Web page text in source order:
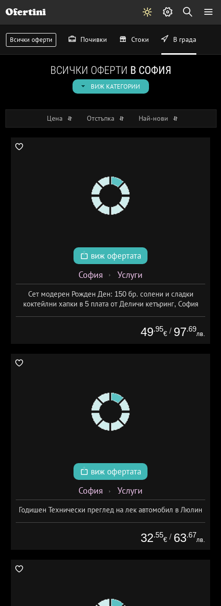
Ofertini
Всички оферти Почивки Стоки В града
ВСИЧКИ ОФЕРТИ В СОФИЯ
ВИЖ КАТЕГОРИИ
Цена Отстъпка Най-нови
виж офертата
София Услуги
Сет модерен Рожден Ден: 150 бр. солени и сладки
коктейлни хапки в 5 плата от Деличи кетъринг, София
49.95
€ / 97.69
лв.
виж офертата
София Услуги
Годишен Технически преглед на лек автомобил в Люлин
32.55
€ / 63.67
лв.